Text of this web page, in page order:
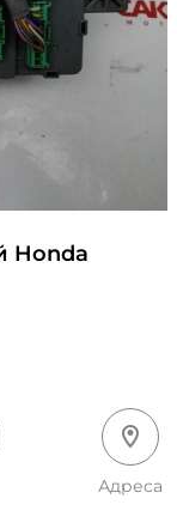
Honda
Адреса